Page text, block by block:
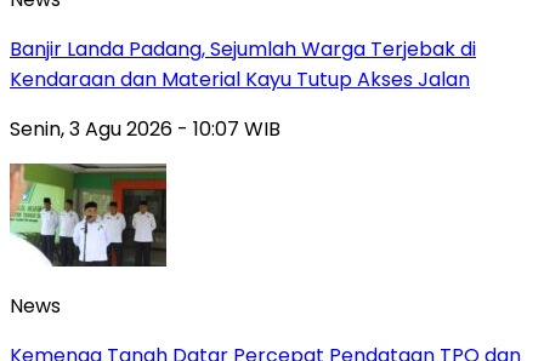
Banjir Landa Padang, Sejumlah Warga Terjebak di
Kendaraan dan Material Kayu Tutup Akses Jalan
Senin, 3 Agu 2026 - 10:07 WIB
News
Kemenag Tanah Datar Percepat Pendataan TPQ dan